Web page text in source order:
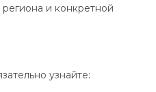
и конкретной
узнайте: